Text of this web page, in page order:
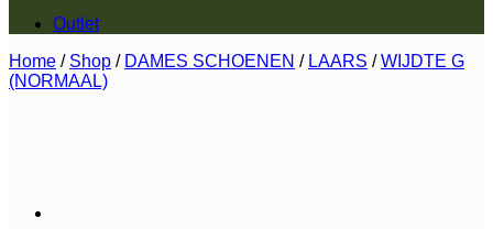
Outlet
Home / Shop / DAMES SCHOENEN / LAARS / WIJDTE G
(NORMAAL)